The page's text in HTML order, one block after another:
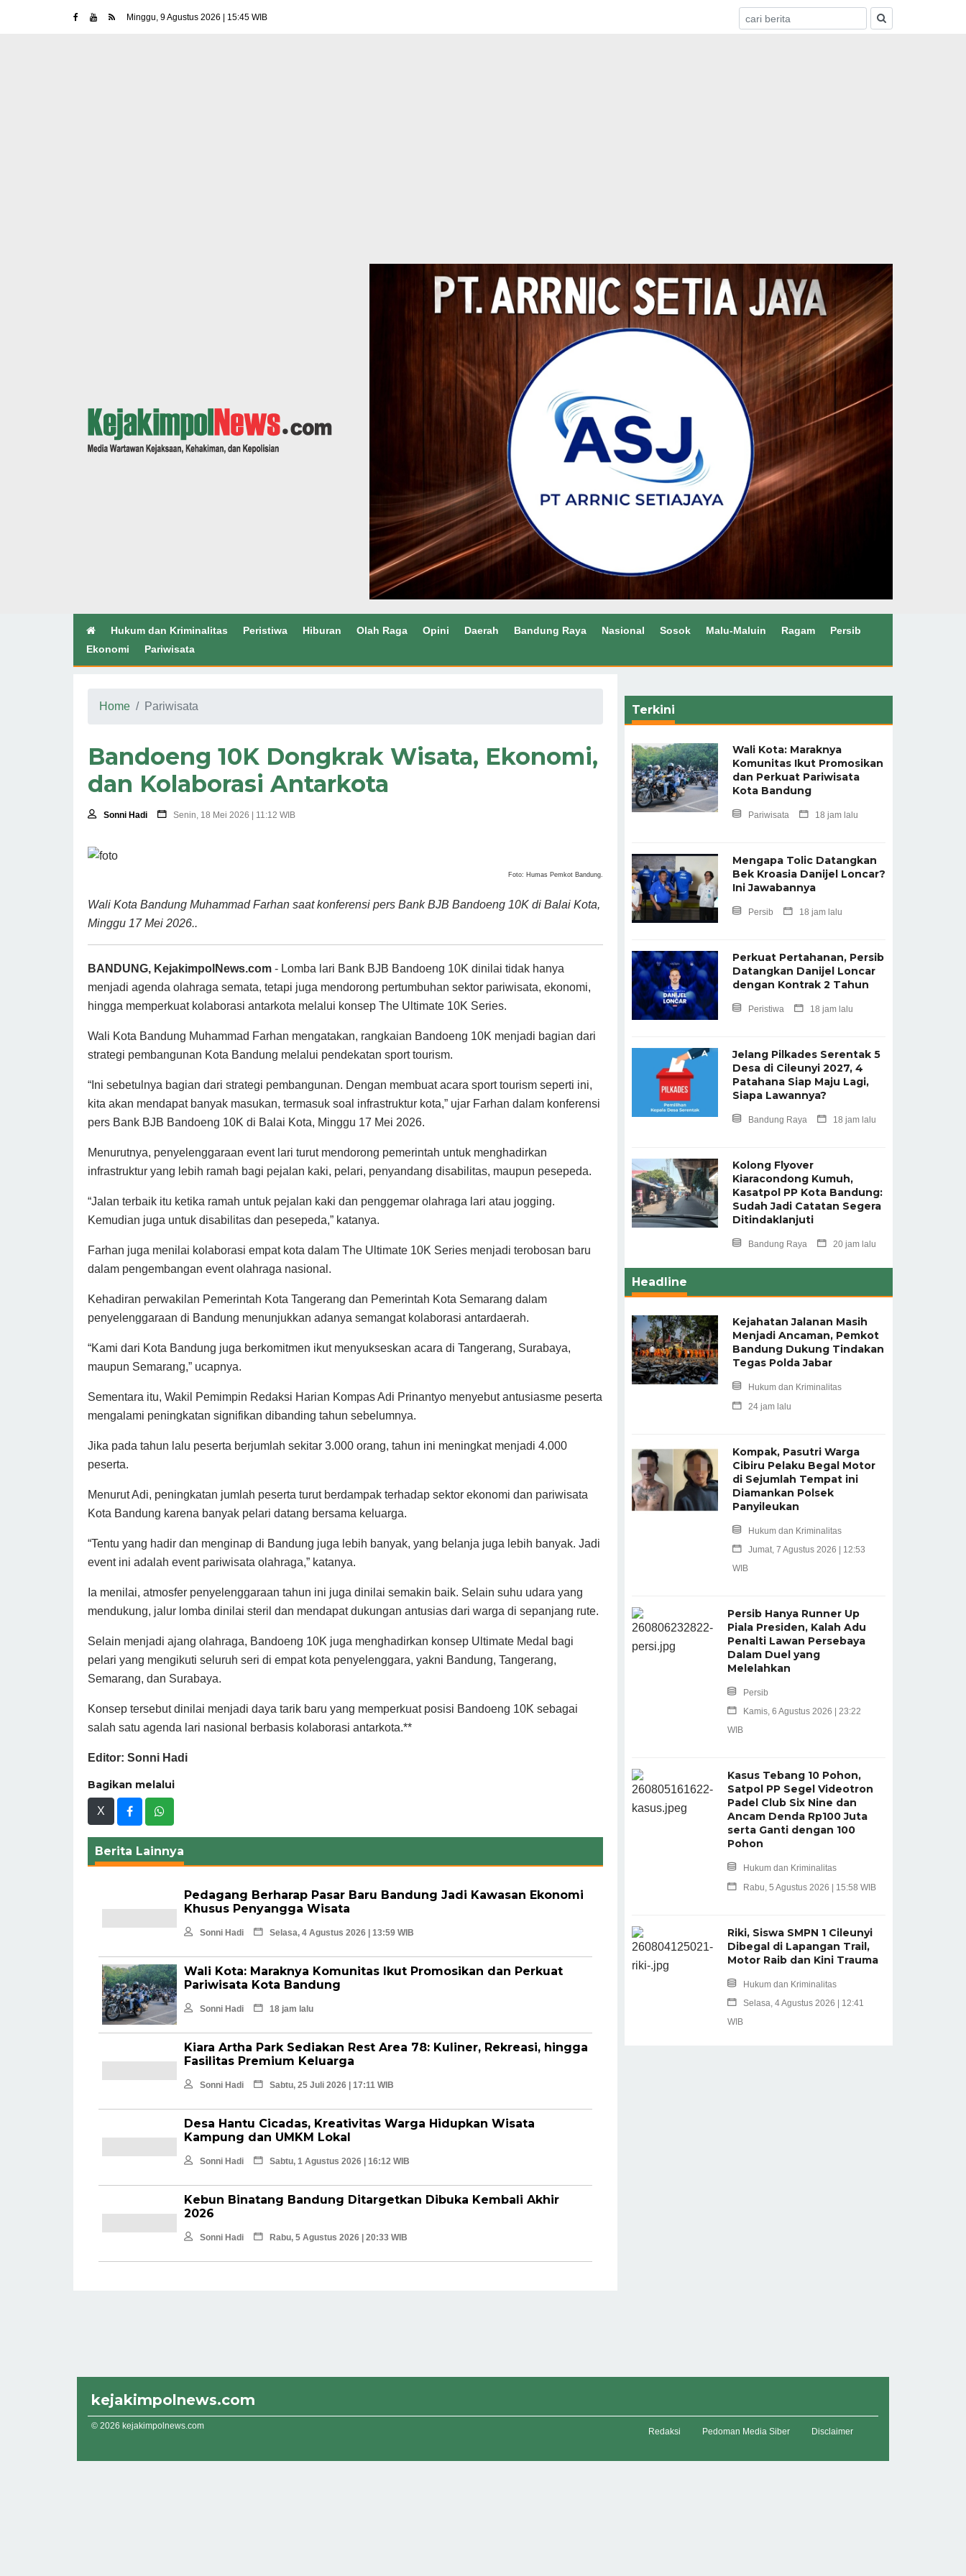
Minggu, 9 Agustus 2026 | 15:45 WIB
Hukum dan Kriminalitas Peristiwa Hiburan Olah Raga Opini Daerah Bandung Raya Nasional Sosok Malu-Maluin Ragam
Persib
Ekonomi
Pariwisata
Home Pariwisata
Bandoeng 10K Dongkrak Wisata, Ekonomi,
dan Kolaborasi Antarkota
Sonni Hadi Senin, 18 Mei 2026 | 11:12 WIB
Foto: Humas Pemkot Bandung.
Wali Kota Bandung Muhammad Farhan saat konferensi pers Bank BJB Bandoeng 10K di Balai Kota,
Minggu 17 Mei 2026..
BANDUNG, KejakimpolNews.com - Lomba lari Bank BJB Bandoeng 10K dinilai tidak hanya
menjadi agenda olahraga semata, tetapi juga mendorong pertumbuhan sektor pariwisata, ekonomi,
hingga memperkuat kolaborasi antarkota melalui konsep The Ultimate 10K Series.
Wali Kota Bandung Muhammad Farhan mengatakan, rangkaian Bandoeng 10K menjadi bagian dari
strategi pembangunan Kota Bandung melalui pendekatan sport tourism.
“Ini sebetulnya bagian dari strategi pembangunan. Dengan membuat acara sport tourism seperti ini,
kita akan mendapat banyak masukan, termasuk soal infrastruktur kota,” ujar Farhan dalam konferensi
pers Bank BJB Bandoeng 10K di Balai Kota, Minggu 17 Mei 2026.
Menurutnya, penyelenggaraan event lari turut mendorong pemerintah untuk menghadirkan
infrastruktur yang lebih ramah bagi pejalan kaki, pelari, penyandang disabilitas, maupun pesepeda.
“Jalan terbaik itu ketika ramah untuk pejalan kaki dan penggemar olahraga lari atau jogging.
Kemudian juga untuk disabilitas dan pesepeda,” katanya.
Farhan juga menilai kolaborasi empat kota dalam The Ultimate 10K Series menjadi terobosan baru
dalam pengembangan event olahraga nasional.
Kehadiran perwakilan Pemerintah Kota Tangerang dan Pemerintah Kota Semarang dalam
penyelenggaraan di Bandung menunjukkan adanya semangat kolaborasi antardaerah.
“Kami dari Kota Bandung juga berkomitmen ikut menyukseskan acara di Tangerang, Surabaya,
maupun Semarang,” ucapnya.
Sementara itu, Wakil Pemimpin Redaksi Harian Kompas Adi Prinantyo menyebut antusiasme peserta
mengalami peningkatan signifikan dibanding tahun sebelumnya.
Jika pada tahun lalu peserta berjumlah sekitar 3.000 orang, tahun ini meningkat menjadi 4.000
peserta.
Menurut Adi, peningkatan jumlah peserta turut berdampak terhadap sektor ekonomi dan pariwisata
Kota Bandung karena banyak pelari datang bersama keluarga.
“Tentu yang hadir dan menginap di Bandung juga lebih banyak, yang belanja juga lebih banyak. Jadi
event ini adalah event pariwisata olahraga,” katanya.
Ia menilai, atmosfer penyelenggaraan tahun ini juga dinilai semakin baik. Selain suhu udara yang
mendukung, jalur lomba dinilai steril dan mendapat dukungan antusias dari warga di sepanjang rute.
Selain menjadi ajang olahraga, Bandoeng 10K juga menghadirkan konsep Ultimate Medal bagi
pelari yang mengikuti seluruh seri di empat kota penyelenggara, yakni Bandung, Tangerang,
Semarang, dan Surabaya.
Konsep tersebut dinilai menjadi daya tarik baru yang memperkuat posisi Bandoeng 10K sebagai
salah satu agenda lari nasional berbasis kolaborasi antarkota.**
Editor: Sonni Hadi
Bagikan melalui
X
Berita Lainnya
Pedagang Berharap Pasar Baru Bandung Jadi Kawasan Ekonomi
Khusus Penyangga Wisata ‎
Sonni Hadi Selasa, 4 Agustus 2026 | 13:59 WIB
Wali Kota: Maraknya Komunitas Ikut Promosikan dan Perkuat
Pariwisata Kota Bandung
Sonni Hadi 18 jam lalu
Kiara Artha Park Sediakan Rest Area 78: Kuliner, Rekreasi, hingga
Fasilitas Premium Keluarga
Sonni Hadi Sabtu, 25 Juli 2026 | 17:11 WIB
Desa Hantu Cicadas, Kreativitas Warga Hidupkan Wisata
Kampung dan UMKM Lokal
Sonni Hadi Sabtu, 1 Agustus 2026 | 16:12 WIB
Kebun Binatang Bandung Ditargetkan Dibuka Kembali Akhir
2026 ‎
Sonni Hadi Rabu, 5 Agustus 2026 | 20:33 WIB
Terkini
Wali Kota: Maraknya
Komunitas Ikut Promosikan
dan Perkuat Pariwisata
Kota Bandung
Pariwisata 18 jam lalu
Mengapa Tolic Datangkan
Bek Kroasia Danijel Loncar?
Ini Jawabannya
Persib 18 jam lalu
Perkuat Pertahanan, Persib
Datangkan Danijel Loncar
dengan Kontrak 2 Tahun
Peristiwa 18 jam lalu
Jelang Pilkades Serentak 5
Desa di Cileunyi 2027, 4
Patahana Siap Maju Lagi,
Siapa Lawannya?
Bandung Raya 18 jam lalu
Kolong Flyover
Kiaracondong Kumuh,
Kasatpol PP Kota Bandung:
Sudah Jadi Catatan Segera
Ditindaklanjuti
Bandung Raya 20 jam lalu
Headline
Kejahatan Jalanan Masih
Menjadi Ancaman, Pemkot
Bandung Dukung Tindakan
Tegas Polda Jabar
Hukum dan Kriminalitas
24 jam lalu
Kompak, Pasutri Warga
Cibiru Pelaku Begal Motor
di Sejumlah Tempat ini
Diamankan Polsek
Panyileukan
Hukum dan Kriminalitas
Jumat, 7 Agustus 2026 | 12:53
WIB
Persib Hanya Runner Up
Piala Presiden, Kalah Adu
Penalti Lawan Persebaya
Dalam Duel yang
Melelahkan
Persib
Kamis, 6 Agustus 2026 | 23:22
WIB
Kasus Tebang 10 Pohon,
Satpol PP Segel Videotron
Padel Club Six Nine dan
Ancam Denda Rp100 Juta
serta Ganti dengan 100
Pohon
Hukum dan Kriminalitas
Rabu, 5 Agustus 2026 | 15:58 WIB
Riki, Siswa SMPN 1 Cileunyi
Dibegal di Lapangan Trail,
Motor Raib dan Kini Trauma
Hukum dan Kriminalitas
Selasa, 4 Agustus 2026 | 12:41
WIB
kejakimpolnews.com
© 2026 kejakimpolnews.com
Redaksi Pedoman Media Siber Disclaimer